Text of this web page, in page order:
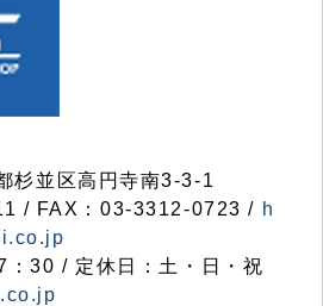
並区高円寺南3-3-1
/ FAX：03-3312-0723 / h
30 / 定休日：土・日・祝